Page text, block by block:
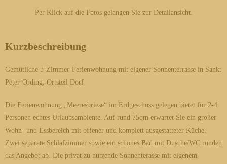
Per Klick auf die Fotos gelangen Sie zur Detailansicht.
Kurzbeschreibung
Gemütliche 3-Zimmer-Ferienwohnung mit eigener Sonnenterrasse in Sankt
Peter-Ording, Ortsteil Dorf
Die Ferienwohnung „Meeresbriese“ im Erdgeschoss gelegen bietet für 2-4
Personen echtes Urlaubsambiente. Auf rund 75qm erwartet Sie ein großer
Wohn- und Essbereich mit offener und komplett ausgestatteter Küche.
Zwei separate Schlafzimmer sowie ein schönes Bad mit Dusche/WC runden
das Angebot ab. Die privat zu nutzende Sonnenterasse mit eigenem